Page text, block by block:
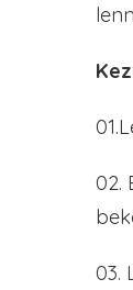
02.
03.